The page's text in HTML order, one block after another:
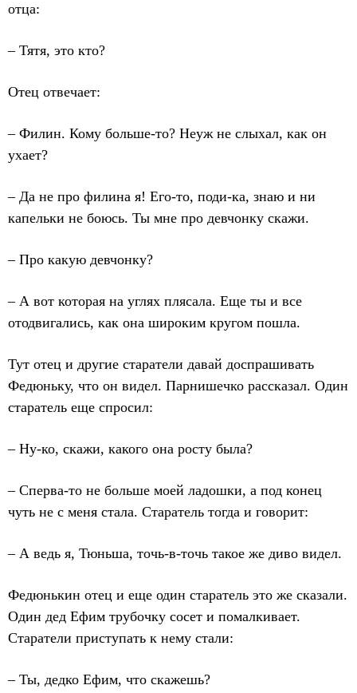
отца:
– Тятя, это кто?
Отец отвечает:
– Филин. Кому больше-то? Неуж не слыхал, как он
ухает?
– Да не про филина я! Его-то, поди-ка, знаю и ни
капельки не боюсь. Ты мне про девчонку скажи.
– Про какую девчонку?
– А вот которая на углях плясала. Еще ты и все
отодвигались, как она широким кругом пошла.
Тут отец и другие старатели давай доспрашивать
Федюньку, что он видел. Парнишечко рассказал. Один
старатель еще спросил:
– Ну-ко, скажи, какого она росту была?
– Сперва-то не больше моей ладошки, а под конец
чуть не с меня стала. Старатель тогда и говорит:
– А ведь я, Тюньша, точь-в-точь такое же диво видел.
Федюнькин отец и еще один старатель это же сказали.
Один дед Ефим трубочку сосет и помалкивает.
Старатели приступать к нему стали:
– Ты, дедко Ефим, что скажешь?